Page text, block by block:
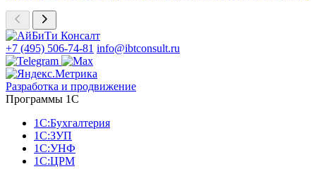
+7 (495) 506-74-81 info@ibtconsult.ru
Разработка и продвижение
Программы 1С
1С:Бухгалтерия
1С:ЗУП
1С:УНФ
1С:ЦРМ